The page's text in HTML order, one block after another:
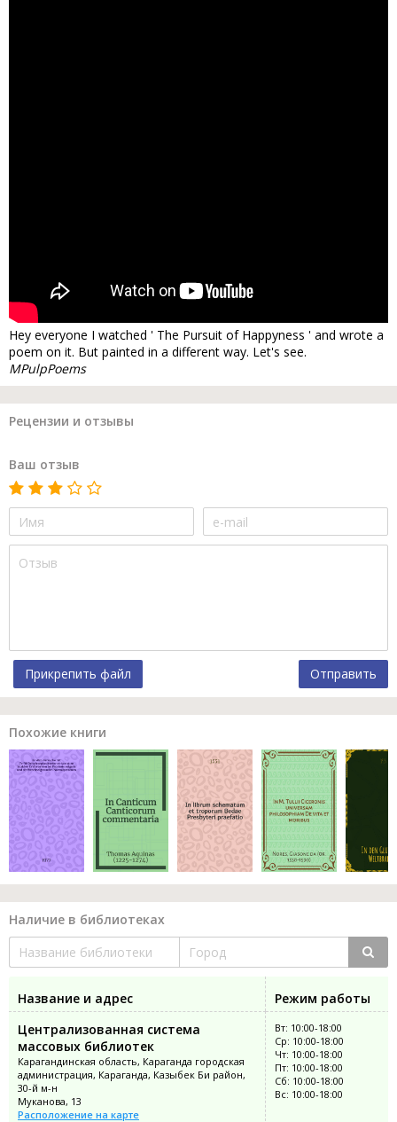
Hey everyone I watched ' The Pursuit of Happyness ' and wrote a
poem on it. But painted in a different way. Let's see.
MPulpPoems
Рецензии и отзывы
Ваш отзыв
Прикрепить файл Отправить
Похожие книги
Наличие в библиотеках
Название и адрес
Режим работы
Централизованная система
массовых библиотек
Карагандинская область, Караганда городская
администрация, Караганда, Казыбек Би район,
30-й м-н
Муканова, 13
Расположение на карте
Вт: 10:00-18:00
Ср: 10:00-18:00
Чт: 10:00-18:00
Пт: 10:00-18:00
Сб: 10:00-18:00
Вс: 10:00-18:00